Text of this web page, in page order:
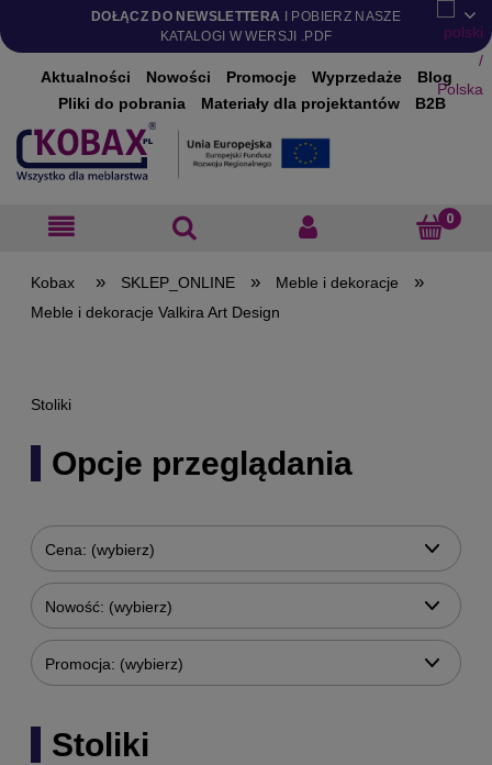
DOŁĄCZ DO NEWSLETTERA I POBIERZ NASZE
KATALOGI W WERSJI .PDF
Aktualności Nowości Promocje Wyprzedaże
Blog
Pliki do pobrania
Materiały dla projektantów B2B
» SKLEP_ONLINE » Meble i dekoracje »
Meble i dekoracje Valkira Art Design
Stoliki
Opcje przeglądania
Cena: (wybierz)
Nowość: (wybierz)
Promocja: (wybierz)
Stoliki